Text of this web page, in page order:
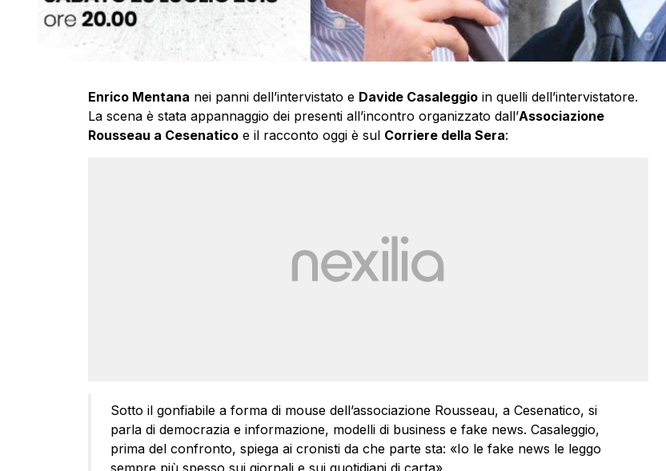
Enrico Mentana nei panni dell’intervistato e Davide Casaleggioin quelli dell’intervistatore.
La scena è stata appannaggio dei presenti all’incontro organizzato dall’Associazione
Rousseau a Cesenaticoe il racconto oggi è sul Corriere della Sera:
Sotto il gonfiabile a forma di mouse dell’associazione Rousseau, a Cesenatico, si
parla di democrazia e informazione, modelli di business e fake news. Casaleggio,
prima del confronto, spiega ai cronisti da che parte sta: «Io le fake news le leggo